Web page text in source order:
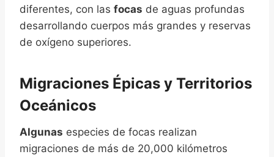
diferentes, con las focas de aguas profundas
desarrollando cuerpos más grandes y reservas
de oxígeno superiores.
Migraciones Épicas y Territorios
Oceánicos
Algunas especies de focas realizan
migraciones de más de 20,000 kilómetros